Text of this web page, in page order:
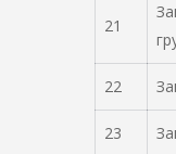
21
22
23